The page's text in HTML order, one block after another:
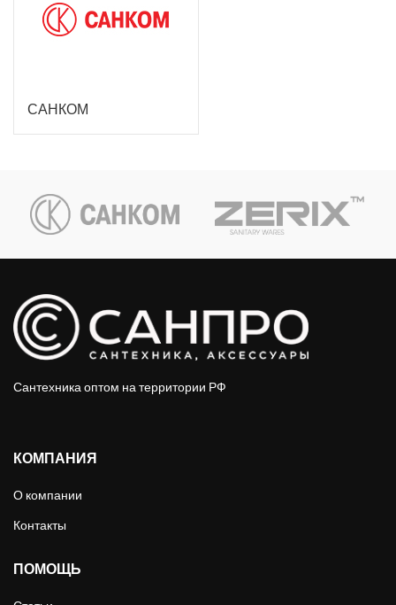
САНКОМ
Сантехника оптом на территории РФ
КОМПАНИЯ
О компании
Контакты
ПОМОЩЬ